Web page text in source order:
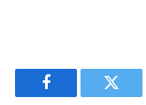
Facebook